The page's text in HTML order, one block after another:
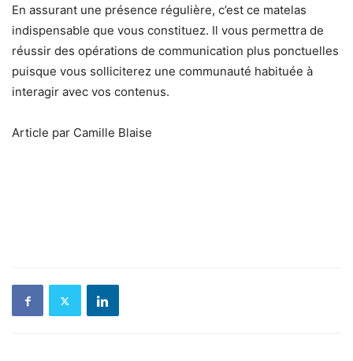
En assurant une présence régulière, c’est ce matelas
indispensable que vous constituez. Il vous permettra de
réussir des opérations de communication plus ponctuelles
puisque vous solliciterez une communauté habituée à
interagir avec vos contenus.
Article par Camille Blaise